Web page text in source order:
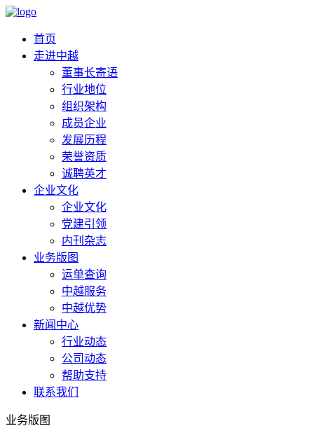
首页
走进中越
董事长寄语
行业地位
组织架构
成员企业
发展历程
荣誉资质
诚聘英才
企业文化
企业文化
党建引领
内刊杂志
业务版图
运单查询
中越服务
中越优势
新闻中心
行业动态
公司动态
帮助支持
联系我们
业务版图